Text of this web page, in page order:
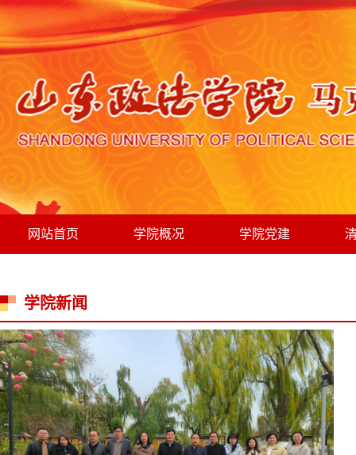
网站首页 学院概况 学院党建
学院新闻